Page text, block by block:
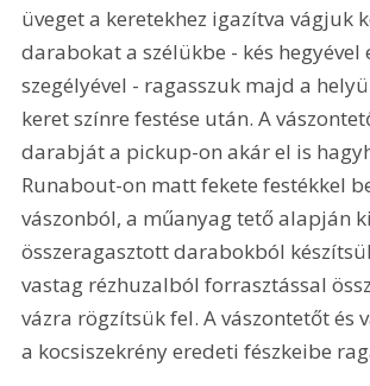
üveget a keretekhez igazítva vágjuk
darabokat a szélükbe - kés
szegélyével - ragasszuk majd a
keret színre festése után. A
darabját a pickup-on akár el is
Runabout-on matt fekete festékkel
vászonból, a műanyag tető alapján
összeragasztott darabokból
vastag rézhuzalból forrasztással
vázra rögzítsük fel. A vászontetőt és
a kocsiszekrény eredeti fészkeibe